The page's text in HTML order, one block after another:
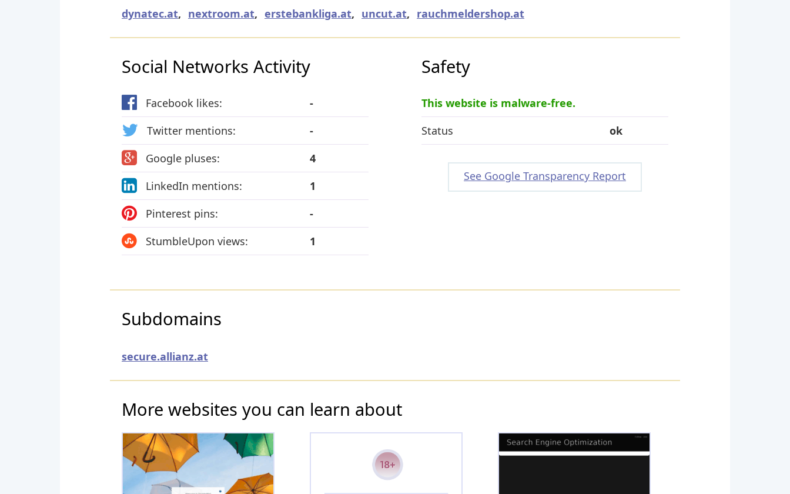
dynatec.at, nextroom.at, erstebankliga.at, uncut.at, rauchmeldershop.at
Social Networks Activity
Facebook likes:
-
Twitter mentions:
-
Google pluses:
4
LinkedIn mentions:
1
Pinterest pins:
-
StumbleUpon views:
1
Safety
This website is malware-free.
Status
ok
See Google Transparency Report
Subdomains
secure.allianz.at
More websites you can learn about